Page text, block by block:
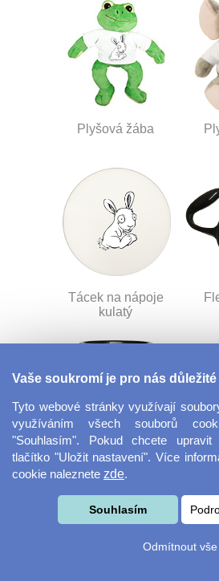
Plyšová žába
Tácek na nápoje
kulatý
Panák - štamprle
Vaše soukromí je pro nás důležité
Tyto webové stránky využívají
využíváním všech souborů
"Souhlasím". Pokud chcete
tlačítko "Uložit nastavení". Více
cookie naleznete zde.
Souhlasím
Odmítnout vše